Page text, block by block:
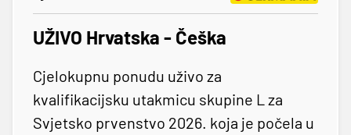
UŽIVO Hrvatska - Češka
Cjelokupnu ponudu uživo za
kvalifikacijsku utakmicu skupine L za
Svjetsko prvenstvo 2026. koja je počela u